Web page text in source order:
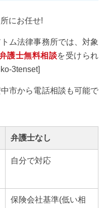
にお任せ!
ム法律事務所では、対象
護士無料相談を受けられ
3tenset]
市から電話相談も可能で
弁護士なし
自分で対応
保険会社基準(低い相